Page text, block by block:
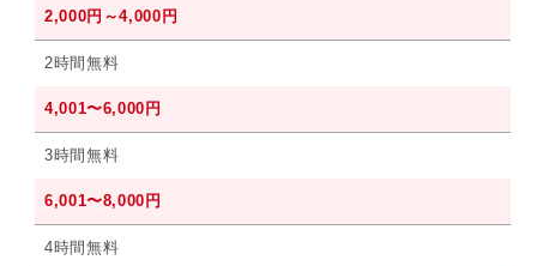
2,000円～4,000円
2時間無料
4,001〜6,000円
3時間無料
6,001〜8,000円
4時間無料